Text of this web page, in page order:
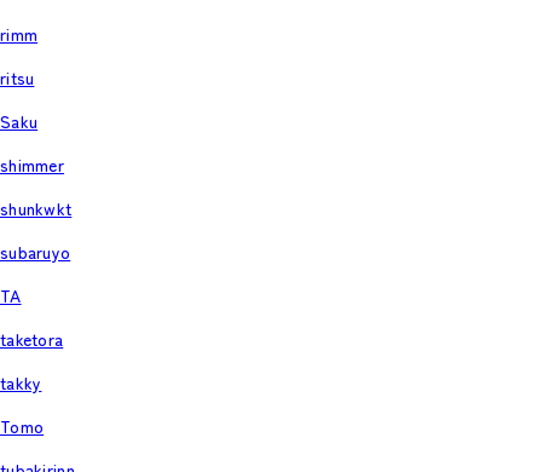
rimm
ritsu
Saku
shimmer
shunkwkt
subaruyo
TA
taketora
takky
Tomo